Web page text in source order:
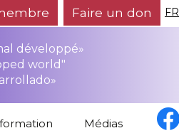
Faire un don FR
développé»
world"
Médias